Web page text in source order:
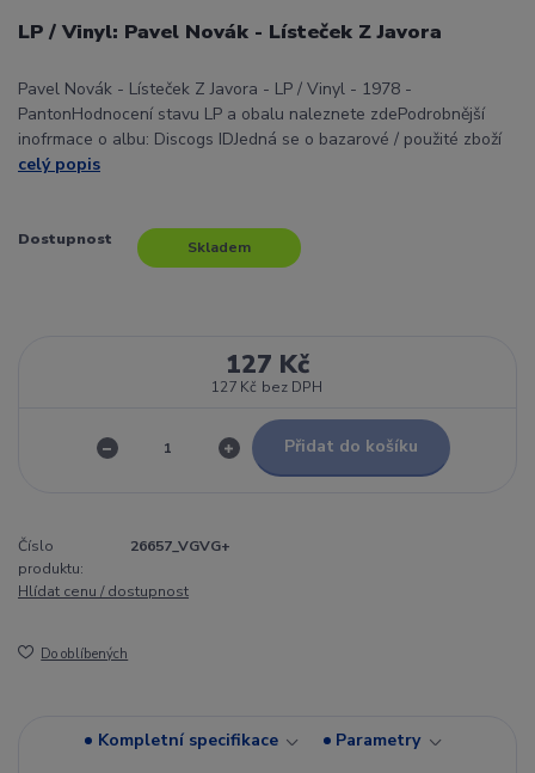
LP / Vinyl: Pavel Novák - Lísteček Z Javora
Pavel Novák - Lísteček Z Javora - LP / Vinyl - 1978 -
PantonHodnocení stavu LP a obalu naleznete zdePodrobnější
inofrmace o albu: Discogs IDJedná se o bazarové / použité zboží
celý popis
Dostupnost Skladem
127 Kč
127 Kč bez DPH
Přidat do košíku
Číslo
produktu:
26657_VGVG+
Hlídat cenu / dostupnost
Do oblíbených
Kompletní specifikace
Parametry